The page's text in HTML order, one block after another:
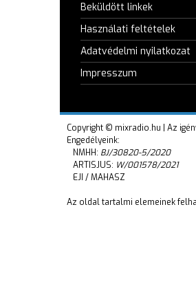
Beküldött linkek
Használati feltételek
Adatvédelmi nyilatkozat
Impresszum
Copyright © mixradio.hu | Az
Engedélyeink:
NMHH: BJ/30820-5/2020
ARTISJUS: W/001578/2021
EJI / MAHASZ
Az oldal tartalmi elemeinek